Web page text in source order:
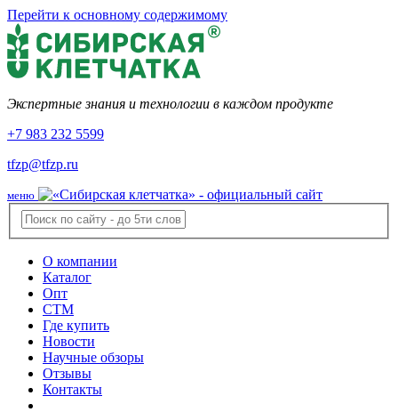
Перейти к основному содержимому
Экспертные знания и технологии в каждом продукте
+7 983 232 5599
tfzp@tfzp.ru
меню
О компании
Каталог
Опт
СТМ
Где купить
Новости
Научные обзоры
Отзывы
Контакты